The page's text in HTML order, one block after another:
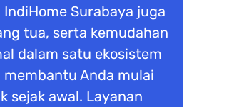
Surabaya juga
tua, serta kemudahan
dalam satu ekosistem
Anda mulai
sejak awal. Layanan